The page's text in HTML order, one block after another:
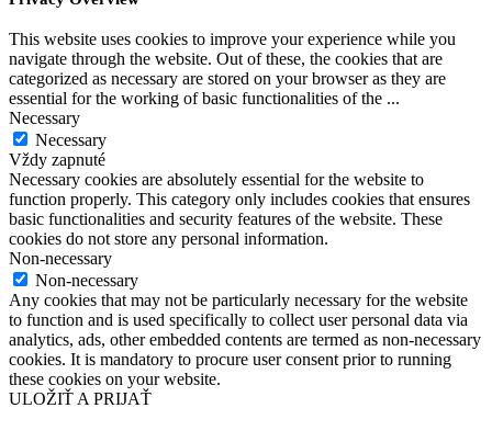
This website uses cookies to improve your experience while you
navigate through the website. Out of these, the cookies that are
categorized as necessary are stored on your browser as they are
essential for the working of basic functionalities of the ...
Necessary
Necessary
Vždy zapnuté
Necessary cookies are absolutely essential for the website to
function properly. This category only includes cookies that ensures
basic functionalities and security features of the website. These
cookies do not store any personal information.
Non-necessary
Non-necessary
Any cookies that may not be particularly necessary for the website
to function and is used specifically to collect user personal data via
analytics, ads, other embedded contents are termed as non-necessary
cookies. It is mandatory to procure user consent prior to running
these cookies on your website.
ULOŽIŤ A PRIJAŤ